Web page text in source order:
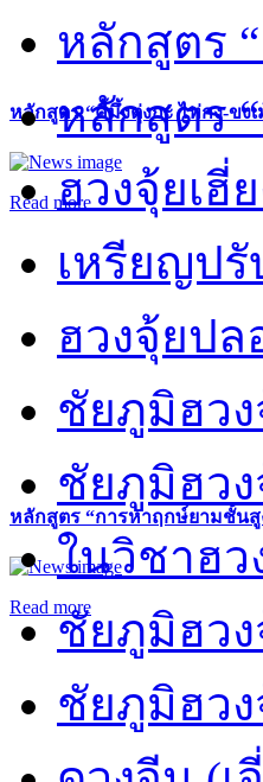
หลักสูตร “คี้มึ้งตุ่งกะ ไท่กง-ขง
Read more
หลักสูตร “การหาฤกษ์ยามชั้น
Read more
หลักสูตร
หลักสูตร
ฮวงจุ้ยเฮี่
เหรียญป
ฮวงจุ้ยป
ชัยภูมิฮวง
ชัยภูมิฮวง
ในวิชาฮ
ชัยภูมิฮวง
ชัยภูมิฮวง